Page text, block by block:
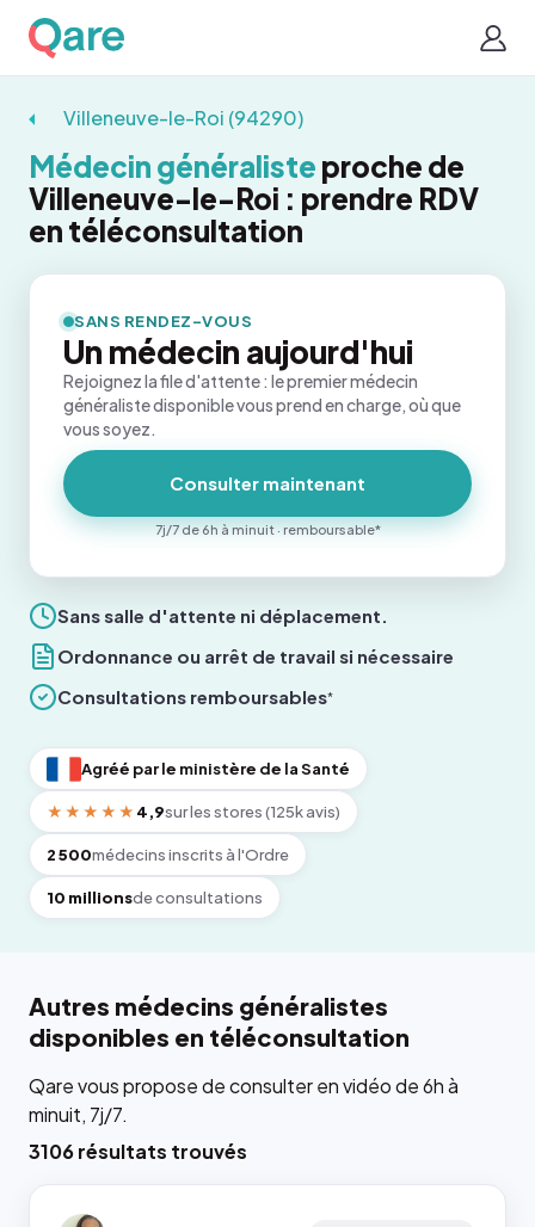
Villeneuve-le-Roi (94290)
Médecin généraliste proche de
Villeneuve-le-Roi : prendre RDV
en téléconsultation
Sans salle d'attente ni déplacement.
Ordonnance ou arrêt de travail si nécessaire
Consultations remboursables*
Agréé par le ministère de la Santé
★★★★★ 4,9sur les stores (125k avis)
2 500médecins inscrits à l'Ordre
10 millionsde consultations
SANS RENDEZ-VOUS
Un médecin aujourd'hui
Rejoignez la file d'attente : le premier médecin
généraliste disponible vous prend en charge, où que
vous soyez.
Consulter maintenant
7j/7 de 6h à minuit · remboursable*
Autres médecins généralistes
disponibles en téléconsultation
Qare vous propose de consulter en vidéo de 6h à
minuit, 7j/7.
3106 résultats trouvés